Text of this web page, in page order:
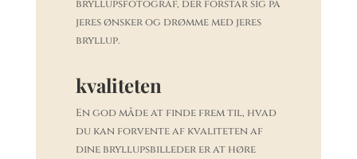
bryllupsfotograf, der forstår sig på
jeres ønsker og drømme med jeres
bryllup.
kvaliteten
En god måde at finde frem til, hvad
du kan forvente af kvaliteten af
dine bryllupsbilleder er at høre